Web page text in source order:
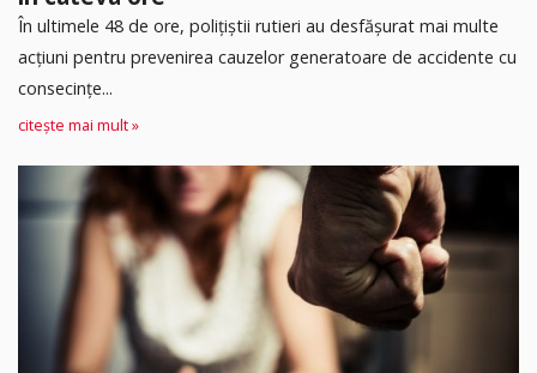
În ultimele 48 de ore, polițiștii rutieri au desfășurat mai multe
acțiuni pentru prevenirea cauzelor generatoare de accidente cu
consecințe...
citește mai mult »